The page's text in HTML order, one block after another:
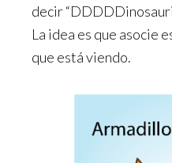
decir
La idea es que asocie
que está viendo.